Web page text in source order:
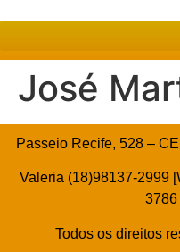
José
Passeio Recife, 528 –
Valeria (18)98137-2999
3786
Todos os direitos